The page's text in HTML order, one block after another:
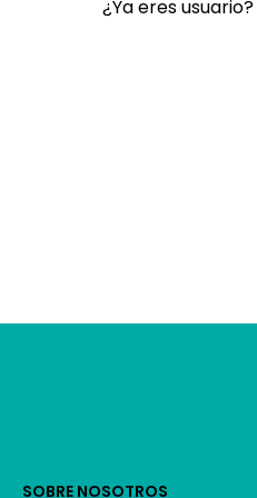
¿Ya eres usuario?
SOBRE NOSOTROS